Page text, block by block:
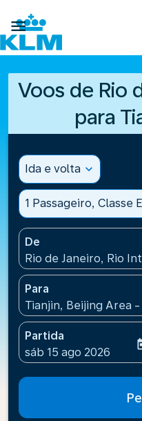

Voos de Rio
para
Ida e volta expand_more
1 Passageiro, Classe
De
Rio de Janeiro, Rio
Para
Tianjin, Beijing Area
Partida
fc-booking-
sáb 15 ago 2026